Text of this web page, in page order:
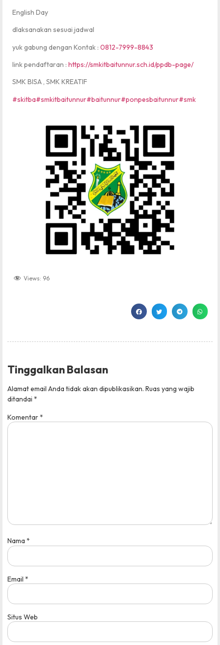
English Day
dlaksanakan sesuai jadwal
yuk gabung dengan Kontak : 0812-7999-8843
link pendaftaran : https://smkitbaitunnur.sch.id/ppdb-page/
SMK BISA , SMK KREATIF
#skitba#smkitbaitunnur#baitunnur#ponpesbaitunnur#smk
Views: 96
Tinggalkan Balasan
Alamat email Anda tidak akan dipublikasikan. Ruas yang wajib
ditandai *
Komentar*
Nama *
Email *
Situs Web